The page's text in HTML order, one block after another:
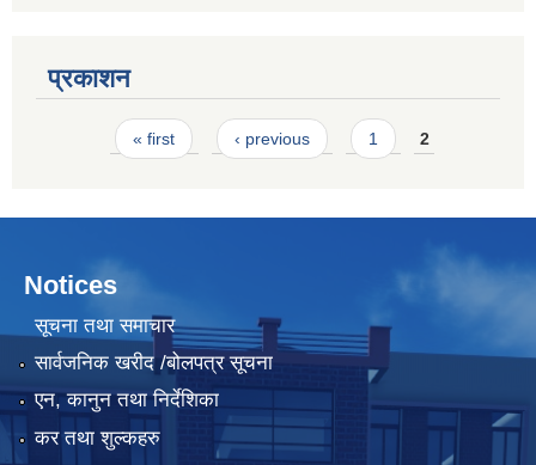
प्रकाशन
Pages« first ‹ previous 1 2
Notices
सूचना तथा समाचार
सार्वजनिक खरीद /बोलपत्र सूचना
एन, कानुन तथा निर्देशिका
कर तथा शुल्कहरु